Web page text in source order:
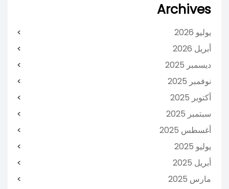
Archives
يوليو 2026
أبريل 2026
ديسمبر 2025
نوفمبر 2025
أكتوبر 2025
سبتمبر 2025
أغسطس 2025
يوليو 2025
أبريل 2025
مارس 2025